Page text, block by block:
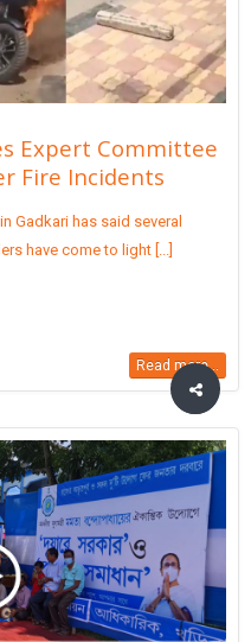
Expert Committee
Fire Incidents
Gadkari has said several
have come to light [...]
Read more...